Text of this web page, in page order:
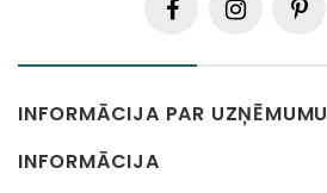
INFORMĀCIJA PAR UZŅĒMUMU
INFORMĀCIJA